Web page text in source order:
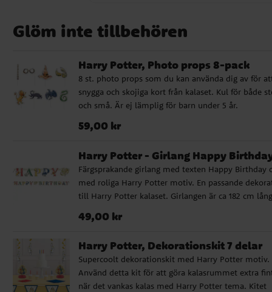
Glöm inte tillbehören
Harry Potter, Photo props 8-pack
8 st. photo props som du kan använda dig av för
snygga och skojiga kort från kalaset. Kul för både
och små. Är ej lämplig för barn under 5 år.
Pris :59,00 kr
59,00 kr
Harry Potter - Girlang Happy
Färgsprakande girlang med texten Happy Birthday
med roliga Harry Potter motiv. En passande
till Harry Potter kalaset. Girlangen är ca 182 cm
Pris :49,00 kr
49,00 kr
Harry Potter, Dekorationskit 7 delar
Supercoolt dekorationskit med Harry Potter motiv.
Använd detta kit för att göra kalasrummet extra
när det vankas kalas med Harry Potter tema. Kitet